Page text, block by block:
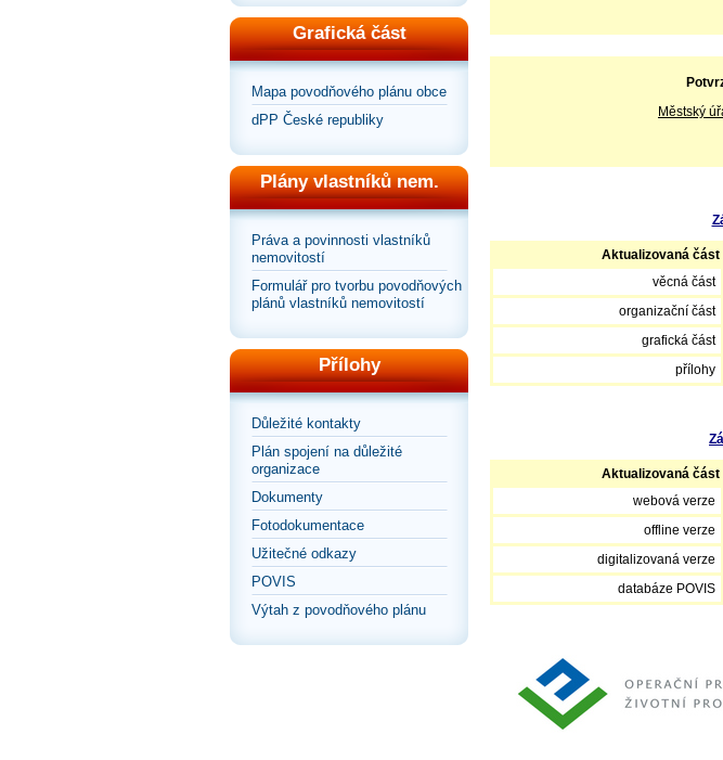
Grafická část
Mapa povodňového plánu obce
dPP České republiky
Plány vlastníků nem.
Práva a povinnosti vlastníků
nemovitostí
Formulář pro tvorbu povodňových
plánů vlastníků nemovitostí
Přílohy
Důležité kontakty
Plán spojení na důležité
organizace
Dokumenty
Fotodokumentace
Užitečné odkazy
POVIS
Výtah z povodňového plánu
Městský
Aktualizovaná část
věcná část
organizační část
grafická část
přílohy
Aktualizovaná část
webová verze
offline verze
digitalizovaná verze
databáze POVIS